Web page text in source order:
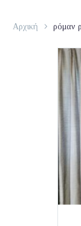
Αρχική ρόμαν